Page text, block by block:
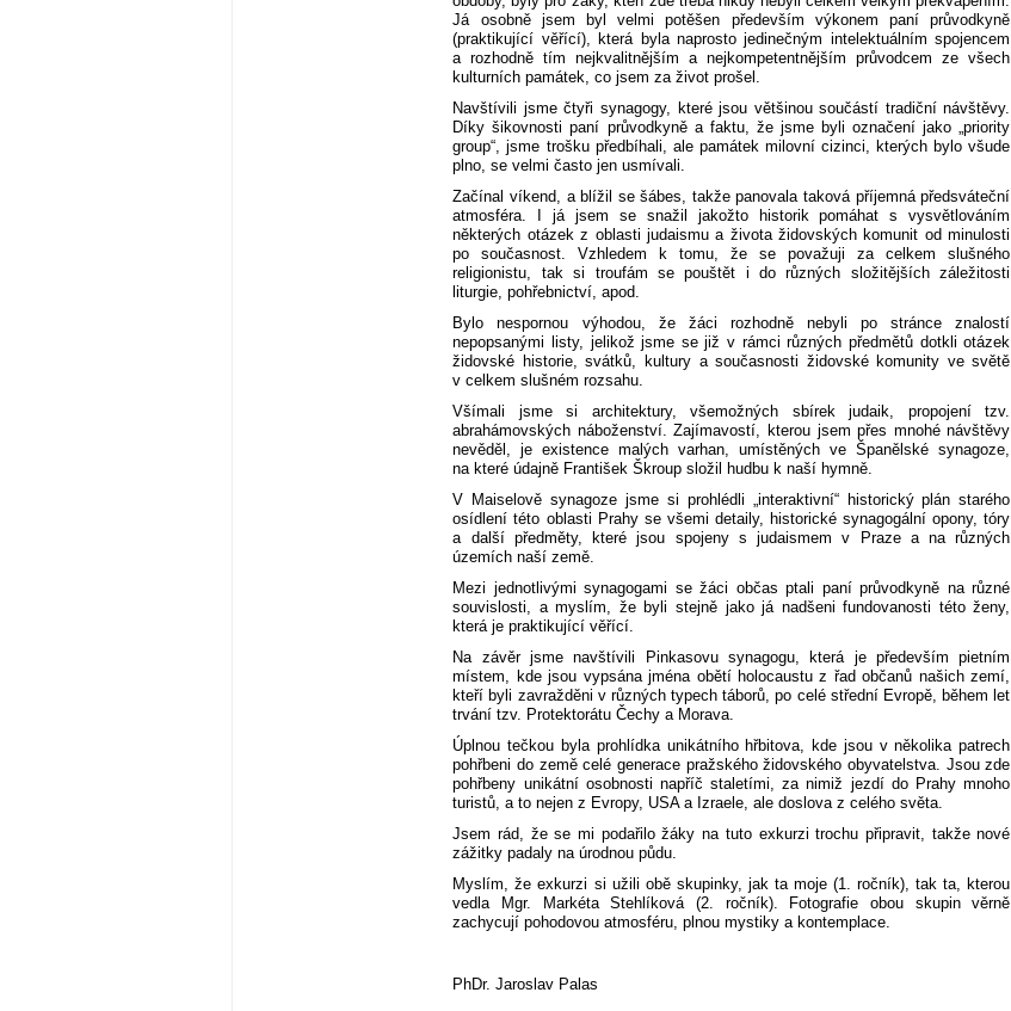
Já osobně jsem byl velmi potěšen především výkonem paní průvodkyně
(praktikující věřící), která byla naprosto jedinečným intelektuálním spojencem
a rozhodně tím nejkvalitnějším a nejkompetentnějším průvodcem ze všech
kulturních památek, co jsem za život prošel.
Navštívili jsme čtyři synagogy, které jsou většinou součástí tradiční návštěvy.
Díky šikovnosti paní průvodkyně a faktu, že jsme byli označení jako „priority
group“, jsme trošku předbíhali, ale památek milovní cizinci, kterých bylo všude
plno, se velmi často jen usmívali.
Začínal víkend, a blížil se šábes, takže panovala taková příjemná předsváteční
atmosféra. I já jsem se snažil jakožto historik pomáhat s vysvětlováním
některých otázek z oblasti judaismu a života židovských komunit od minulosti
po současnost. Vzhledem k tomu, že se považuji za celkem slušného
religionistu, tak si troufám se pouštět i do různých složitějších záležitosti
liturgie, pohřebnictví, apod.
Bylo nespornou výhodou, že žáci rozhodně nebyli po stránce znalostí
nepopsanými listy, jelikož jsme se již v rámci různých předmětů dotkli otázek
židovské historie, svátků, kultury a současnosti židovské komunity ve světě
v celkem slušném rozsahu.
Všímali jsme si architektury, všemožných sbírek judaik, propojení tzv.
abrahámovských náboženství. Zajímavostí, kterou jsem přes mnohé návštěvy
nevěděl, je existence malých varhan, umístěných ve Španělské synagoze,
na které údajně František Škroup složil hudbu k naší hymně.
V Maiselově synagoze jsme si prohlédli „interaktivní“ historický plán starého
osídlení této oblasti Prahy se všemi detaily, historické synagogální opony, tóry
a další předměty, které jsou spojeny s judaismem v Praze a na různých
územích naší země.
Mezi jednotlivými synagogami se žáci občas ptali paní průvodkyně na různé
souvislosti, a myslím, že byli stejně jako já nadšeni fundovanosti této ženy,
která je praktikující věřící.
Na závěr jsme navštívili Pinkasovu synagogu, která je především pietním
místem, kde jsou vypsána jména obětí holocaustu z řad občanů našich zemí,
kteří byli zavražděni v různých typech táborů, po celé střední Evropě, během let
trvání tzv. Protektorátu Čechy a Morava.
Úplnou tečkou byla prohlídka unikátního hřbitova, kde jsou v několika patrech
pohřbeni do země celé generace pražského židovského obyvatelstva. Jsou zde
pohřbeny unikátní osobnosti napříč staletími, za nimiž jezdí do Prahy mnoho
turistů, a to nejen z Evropy, USA a Izraele, ale doslova z celého světa.
Jsem rád, že se mi podařilo žáky na tuto exkurzi trochu připravit, takže nové
zážitky padaly na úrodnou půdu.
Myslím, že exkurzi si užili obě skupinky, jak ta moje (1. ročník), tak ta, kterou
vedla Mgr. Markéta Stehlíková (2. ročník). Fotografie obou skupin věrně
zachycují pohodovou atmosféru, plnou mystiky a kontemplace.
PhDr. Jaroslav Palas